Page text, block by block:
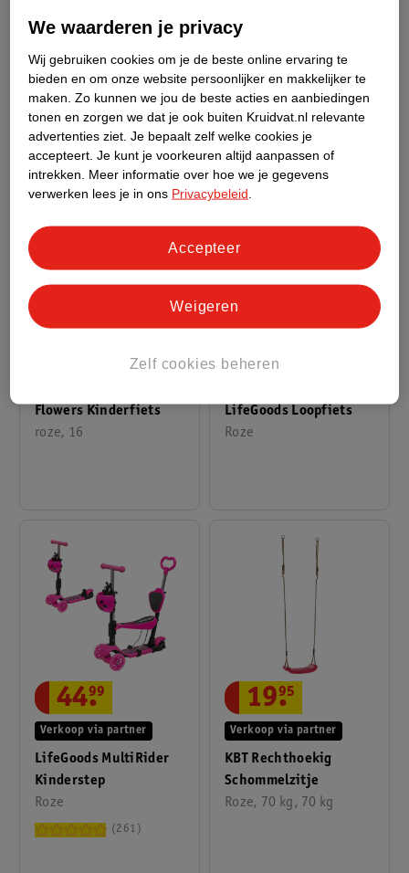
Imoshion Kidsproof
Backcover Met Handvat
Voor IPad 10 (2022)
10.9 Inch/ IPad 11
(2025) 11 Inch
Roze
Mordesign Babynest
Roze
Flowers Kinderfiets
roze, 16
LifeGoods Loopfiets
Roze
LifeGoods MultiRider
Kinderstep
Roze
Verkoop via partner
44.
99
261
KBT Rechthoekig
Schommelzitje
Roze, 70 kg, 70 kg
Verkoop via partner
19.
95
We waarderen je privacy
Wij gebruiken cookies om je de beste online ervaring te
bieden en om onze website persoonlijker en makkelijker te
maken. Zo kunnen we jou de beste acties en aanbiedingen
tonen en zorgen we dat je ook buiten Kruidvat.nl relevante
advertenties ziet. Je bepaalt zelf welke cookies je
accepteert. Je kunt je voorkeuren altijd aanpassen of
intrekken.
Meer informatie over hoe we je gegevens
verwerken lees je in ons Privacybeleid
Zelf cookies beheren
Weigeren
Accepteer